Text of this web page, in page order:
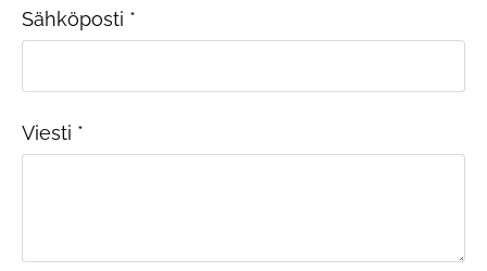
Sähköposti *
Viesti *